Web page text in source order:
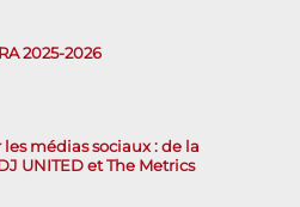
2025-2026
médias sociaux : de la
UNITED et The Metrics